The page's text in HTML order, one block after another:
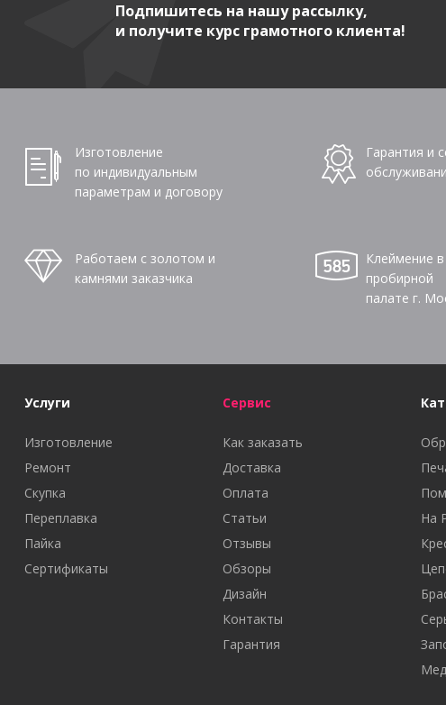
Подпишитесь на нашу рассылку,
и получите курс грамотного клиента!
Изготовление
по индивидуальным
параметрам и договору
Гарантия и
Работаем с золотом и
камнями заказчика
Клеймение в
пробирной
палате г.
Услуги
Изготовление
Ремонт
Скупка
Переплавка
Пайка
Сертификаты
Сервис
Как заказать
Доставка
Оплата
Статьи
Отзывы
Обзоры
Дизайн
Контакты
Гарантия
На